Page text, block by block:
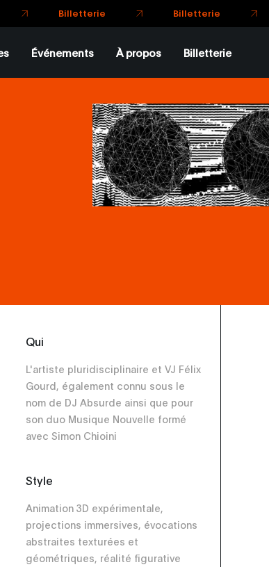
Événements À propos Billetterie
Qui
L'artiste pluridisciplinaire et VJ Félix
Gourd, également connu sous le
nom de DJ Absurde ainsi que pour
son duo Musique Nouvelle formé
avec Simon Chioini
Style
Animation 3D expérimentale,
projections immersives, évocations
abstraites texturées et
géométriques, réalité figurative